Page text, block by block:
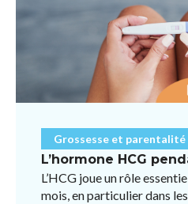
Grossesse et parentalité
L’hormone HCG
L’HCG joue un rôle
mois, en particulier dans